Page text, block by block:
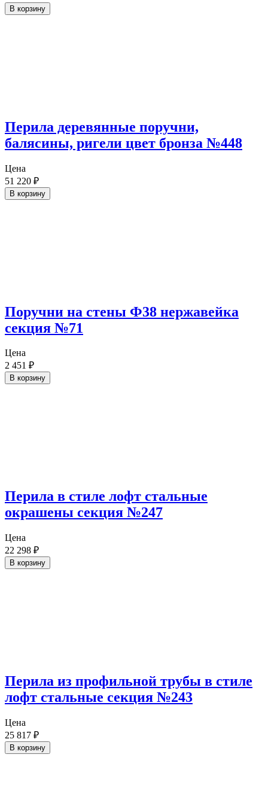
В корзину
Перила деревянные поручни,
балясины, ригели цвет бронза №448
Цена
51 220 ₽
В корзину
Поручни на стены Ф38 нержавейка
секция №71
Цена
2 451 ₽
В корзину
Перила в стиле лофт стальные
окрашены секция №247
Цена
22 298 ₽
В корзину
Перила из профильной трубы в стиле
лофт стальные секция №243
Цена
25 817 ₽
В корзину